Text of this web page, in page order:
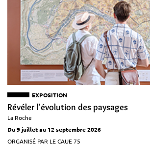
EXPOSITION
Révéler l'évolution des paysages
La Roche
Du 9 juillet au 12 septembre 2026
ORGANISÉ PAR LE CAUE 75